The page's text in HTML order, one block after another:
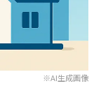
※AI生成画像